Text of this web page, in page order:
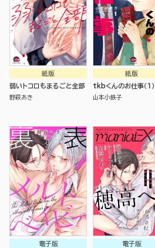
紙版
弱いトコロもまるごと全部
野萩あき
紙版
tkbくんのお仕事（１）
山本小鉄子
電子版
電子版